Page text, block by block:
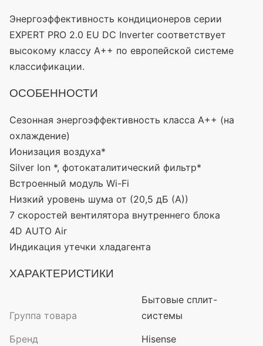
Энергоэффективность кондиционеров серии
EXPERT PRO 2.0 EU DC Inverter соответствует
высокому классу А++ по европейской системе
классификации.
ОСОБЕННОСТИ
Сезонная энергоэффективность класса А++ (на
охлаждение)
Ионизация воздуха*
Silver Ion *, фотокаталитический фильтр*
Встроенный модуль Wi-Fi
Низкий уровень шума от (20,5 дБ (А))
7 скоростей вентилятора внутреннего блока
4D AUTO Air
Индикация утечки хладагента
ХАРАКТЕРИСТИКИ
Группа товара
Бытовые сплит-
системы
Бренд
Hisense